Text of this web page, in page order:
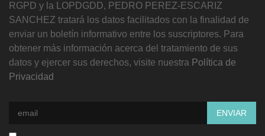
RGPD y la LOPDGDD, PEDRO PEREZ-ESCARIZ
SANCHEZ tratará los datos facilitados con la finalidad de
enviar un boletín informativo entre los suscriptores. Para
obtener más información acerca del tratamiento de sus
datos y ejercer sus derechos, visite nuestra Política de
Privacidad